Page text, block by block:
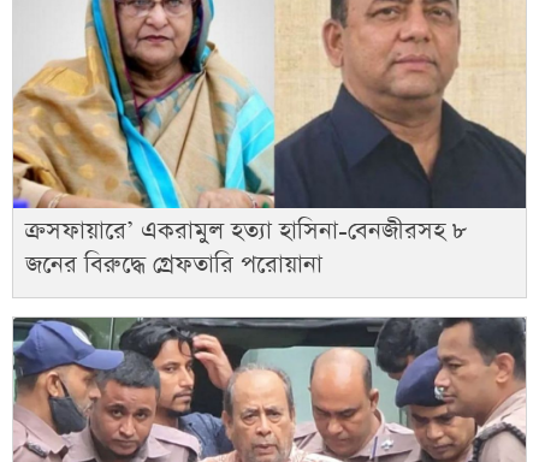
ক্রসফায়ারে’ একরামুল হত্যা হাসিনা-বেনজীরসহ ৮
জনের বিরুদ্ধে গ্রেফতারি পরোয়ানা